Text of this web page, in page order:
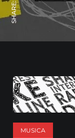
SHARE:
MUSICA